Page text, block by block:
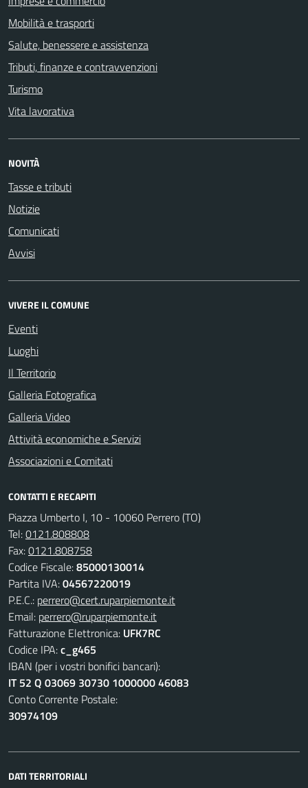
Mobilità e trasporti
Salute, benessere e assistenza
Tributi, finanze e contravvenzioni
Turismo
Vita lavorativa
NOVITÀ
Tasse e tributi
Notizie
Comunicati
Avvisi
VIVERE IL COMUNE
Eventi
Luoghi
Il Territorio
Galleria Fotografica
Galleria Video
Attività economiche e Servizi
Associazioni e Comitati
CONTATTI E RECAPITI
Piazza Umberto I, 10 - 10060 Perrero (TO)
Tel:0121.808808
Fax:0121.808758
Codice Fiscale:85000130014
Partita IVA:04567220019
P.E.C.: perrero@cert.ruparpiemonte.it
Email: perrero@ruparpiemonte.it
Fatturazione Elettronica: UFK7RC
Codice IPA:c_g465
IBAN (per i vostri bonifici bancari):
IT 52 Q 03069 30730 1000000 46083
Conto Corrente Postale:
30974109
DATI TERRITORIALI